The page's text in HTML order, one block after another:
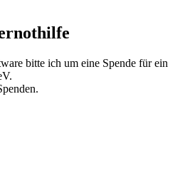
bitte ich um eine Spende für ein